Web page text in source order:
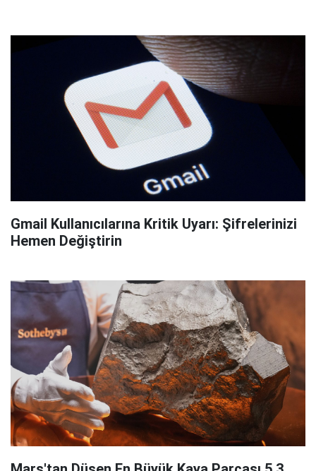
Gmail Kullanıcılarına Kritik Uyarı: Şifrelerinizi
Hemen Değiştirin